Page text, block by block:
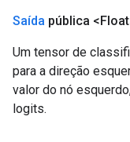
Saída pública
Um tensor de
para a direção
valor do nó
logits.